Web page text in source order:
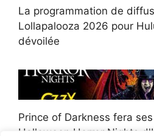
La programmation de
Lollapalooza 2026 pour
dévoilée
Prince of Darkness fera
Halloween Horror Nights